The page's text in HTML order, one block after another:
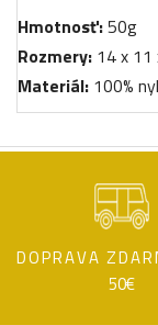
Hmotnosť:50g
Rozmery: 14 x 11
Materiál: 100%
DOPRAVA
50€